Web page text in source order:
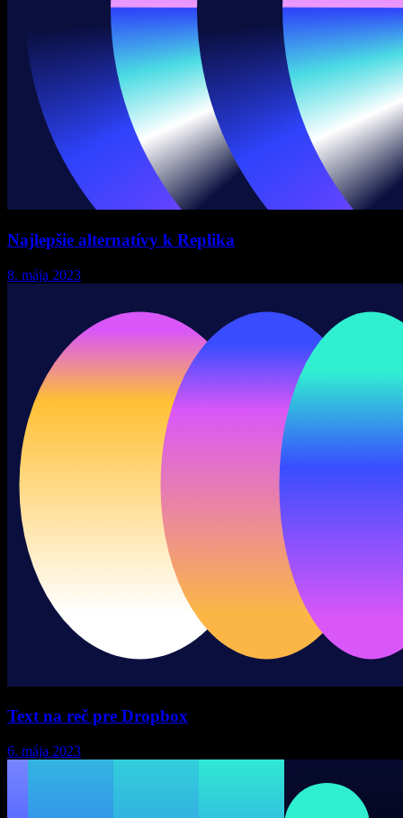
Najlepšie alternatívy k Replika
8. mája 2023
Text na reč pre Dropbox
6. mája 2023